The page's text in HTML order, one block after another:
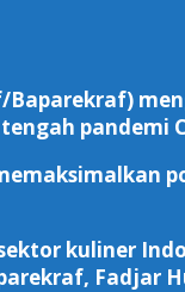
pandemi
kuliner
Fadjar